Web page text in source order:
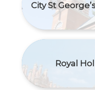
City St
Royal